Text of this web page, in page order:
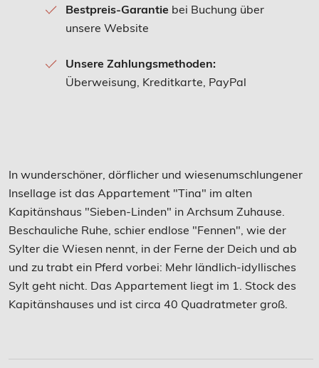
Bestpreis-Garantie bei Buchung über
unsere Website
Unsere Zahlungsmethoden:
Überweisung, Kreditkarte, PayPal
In wunderschöner, dörflicher und wiesenumschlungener
Insellage ist das Appartement "Tina" im alten
Kapitänshaus "Sieben-Linden" in Archsum Zuhause.
Beschauliche Ruhe, schier endlose "Fennen", wie der
Sylter die Wiesen nennt, in der Ferne der Deich und ab
und zu trabt ein Pferd vorbei: Mehr ländlich-idyllisches
Sylt geht nicht. Das Appartement liegt im 1. Stock des
Kapitänshauses und ist circa 40 Quadratmeter groß.